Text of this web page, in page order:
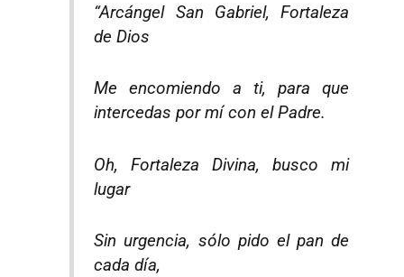
“Arcángel San Gabriel, Fortaleza
de Dios
Me encomiendo a ti, para que
intercedas por mí con el Padre.
Oh, Fortaleza Divina, busco mi
lugar
Sin urgencia, sólo pido el pan de
cada día,